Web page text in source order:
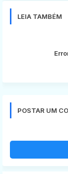
LEIA TAMBÉM
POSTAR UM